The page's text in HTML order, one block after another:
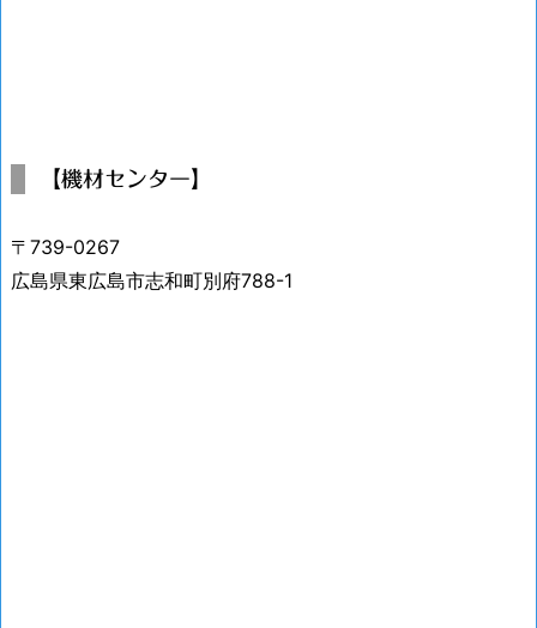
【機材センター】
〒739-0267
広島県東広島市志和町別府788-1